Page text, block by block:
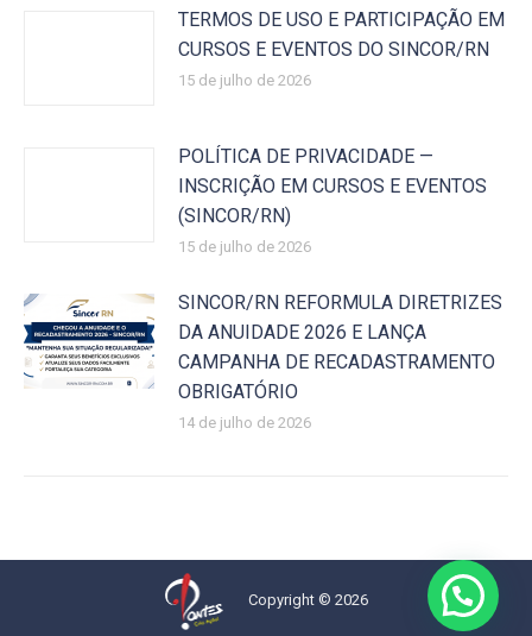
TERMOS DE USO E PARTICIPAÇÃO EM
CURSOS E EVENTOS DO SINCOR/RN
15 de julho de 2026
POLÍTICA DE PRIVACIDADE —
INSCRIÇÃO EM CURSOS E EVENTOS
(SINCOR/RN)
15 de julho de 2026
SINCOR/RN REFORMULA DIRETRIZES
DA ANUIDADE 2026 E LANÇA
CAMPANHA DE RECADASTRAMENTO
OBRIGATÓRIO
14 de julho de 2026
Copyright © 2026